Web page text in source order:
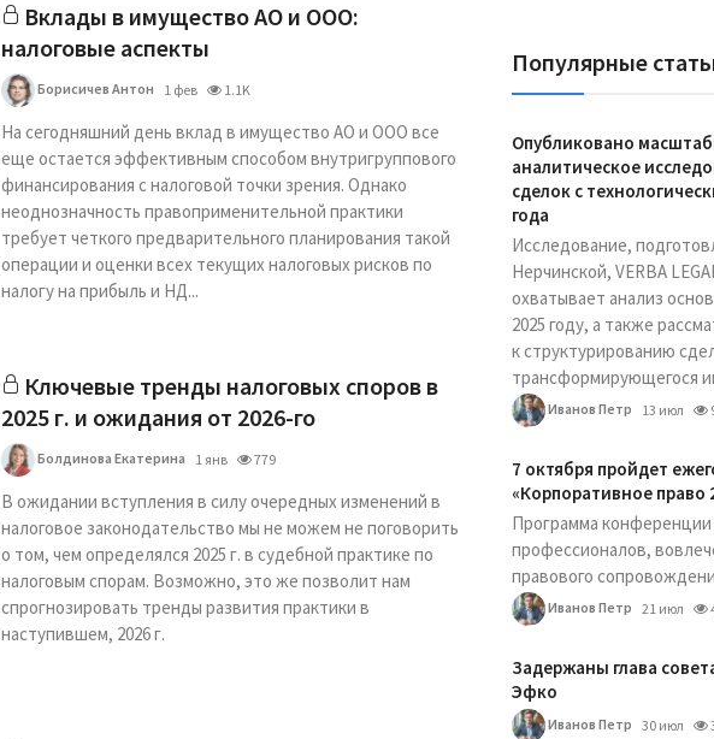
Вклады в имущество АО и ООО:
налоговые аспекты
Борисичев Антон 1 фев 1.1K
На сегодняшний день вклад в имущество АО и ООО все
еще остается эффективным способом внутригруппового
финансирования с налоговой точки зрения. Однако
неоднозначность правоприменительной практики
требует четкого предварительного планирования такой
операции и оценки всех текущих налоговых рисков по
налогу на прибыль и НД...
Ключевые тренды налоговых споров в
2025 г. и ожидания от 2026-го
Болдинова Екатерина 1 янв 779
В ожидании вступления в силу очередных изменений в
налоговое законодательство мы не можем не поговорить
о том, чем определялся 2025 г. в судебной практике по
налоговым спорам. Возможно, это же позволит нам
спрогнозировать тренды развития практики в
наступившем, 2026 г.
Популярные
Опубликовано
аналитическое
сделок с
года
Исследование,
Нерчинской, VERBA
охватывает анализ
2025 году, а также
к структурированию
трансформирующегося
Иванов Петр 13 июл
7 октября пройдет
«Корпоративное право
Программа конференции
профессионалов,
правового
Иванов Петр 21 июл
Задержаны глава
Эфко
Иванов Петр 30 июл